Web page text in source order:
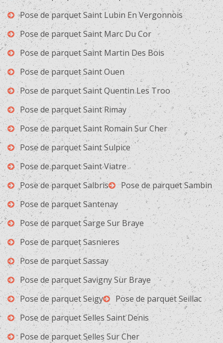
Pose de parquet Saint Lubin En Vergonnois
Pose de parquet Saint Marc Du Cor
Pose de parquet Saint Martin Des Bois
Pose de parquet Saint Ouen
Pose de parquet Saint Quentin Les Troo
Pose de parquet Saint Rimay
Pose de parquet Saint Romain Sur Cher
Pose de parquet Saint Sulpice
Pose de parquet Saint Viatre
Pose de parquet Salbris
Pose de parquet Sambin
Pose de parquet Santenay
Pose de parquet Sarge Sur Braye
Pose de parquet Sasnieres
Pose de parquet Sassay
Pose de parquet Savigny Sur Braye
Pose de parquet Seigy
Pose de parquet Seillac
Pose de parquet Selles Saint Denis
Pose de parquet Selles Sur Cher